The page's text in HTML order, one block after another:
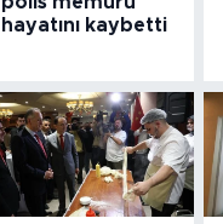
hayatını kaybetti